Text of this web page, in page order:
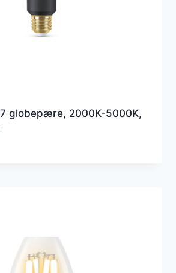
globepære, 2000K-5000K,